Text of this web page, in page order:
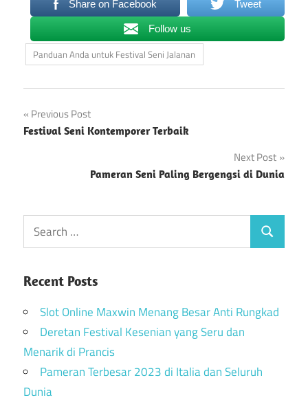
Share on Facebook Tweet
Follow us
Panduan Anda untuk Festival Seni Jalanan
Post
navigation
Previous Post
Festival Seni Kontemporer Terbaik
Next Post
Pameran Seni Paling Bergengsi di Dunia
Recent Posts
Slot Online Maxwin Menang Besar Anti Rungkad
Deretan Festival Kesenian yang Seru dan
Menarik di Prancis
Pameran Terbesar 2023 di Italia dan Seluruh
Dunia